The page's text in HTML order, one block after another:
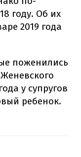
году. Об их
2019 года
поженились
у супругов
ребенок.